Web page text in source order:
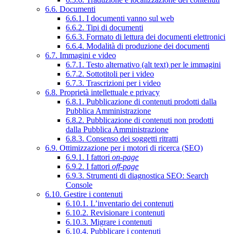
6.6. Documenti
6.6.1. I documenti vanno sul web
6.6.2. Tipi di documenti
6.6.3. Formato di lettura dei documenti elettronici
6.6.4. Modalità di produzione dei documenti
6.7. Immagini e video
6.7.1. Testo alternativo (alt text) per le immagini
6.7.2. Sottotitoli per i video
6.7.3. Trascrizioni per i video
6.8. Proprietà intellettuale e privacy
6.8.1. Pubblicazione di contenuti prodotti dalla
Pubblica Amministrazione
6.8.2. Pubblicazione di contenuti non prodotti
dalla Pubblica Amministrazione
6.8.3. Consenso dei soggetti ritratti
6.9. Ottimizzazione per i motori di ricerca (SEO)
6.9.1. I fattori on-page
6.9.2. I fattori off-page
6.9.3. Strumenti di diagnostica SEO: Search
Console
6.10. Gestire i contenuti
6.10.1. L’inventario dei contenuti
6.10.2. Revisionare i contenuti
6.10.3. Migrare i contenuti
6.10.4. Pubblicare i contenuti